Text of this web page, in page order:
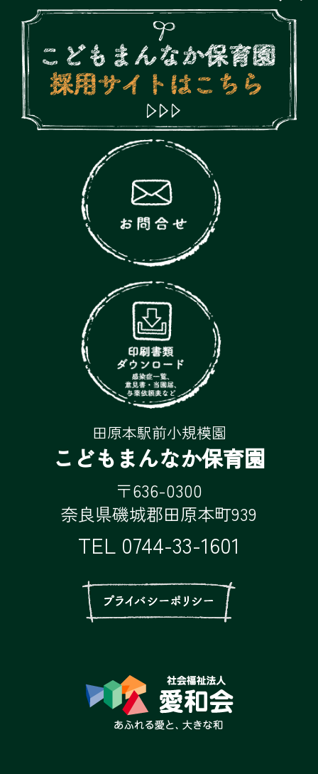
田原本駅前小規模園
こどもまんなか保育園
〒636-0300
奈良県磯城郡田原本町939
TEL 0744-33-1601